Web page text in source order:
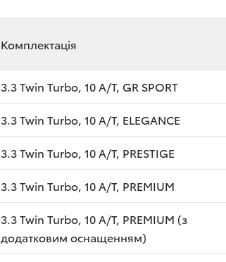
Комплектація
3.3 Twin Turbo, 10 A/T, GR SPORT
3.3 Twin Turbo, 10 A/T, ELEGANCE
3.3 Twin Turbo, 10 A/T, PRESTIGE
3.3 Twin Turbo, 10 A/T, PREMIUM
3.3 Twin Turbo, 10 A/T, PREMIUM (з
додатковим оснащенням)